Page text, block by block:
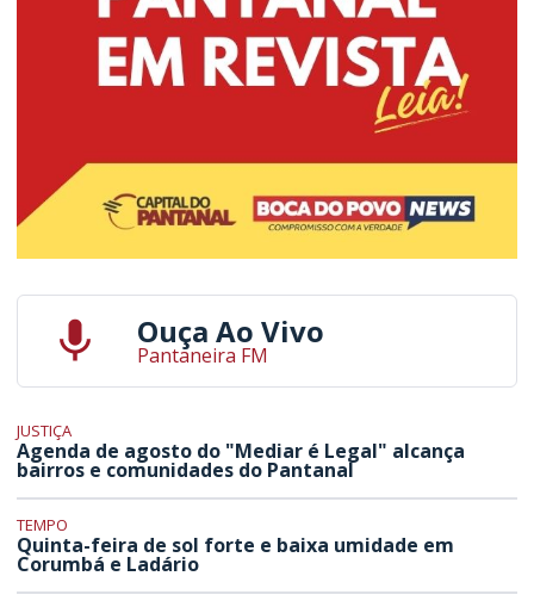
Ouça Ao Vivo
Pantaneira FM
JUSTIÇA
Agenda de agosto do "Mediar é Legal" alcança
bairros e comunidades do Pantanal
TEMPO
Quinta-feira de sol forte e baixa umidade em
Corumbá e Ladário